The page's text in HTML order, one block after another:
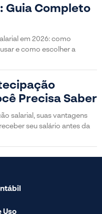
Guia Completo
em 2026: como
e como escolher a
Precisa Saber
salarial, suas vantagens
seu salário antes da
Uso